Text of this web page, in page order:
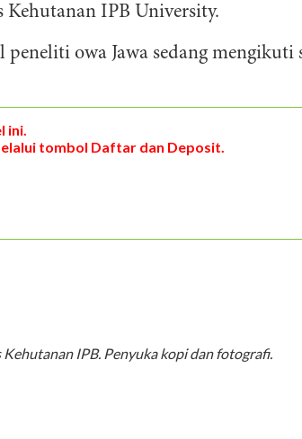
IPB University.
owa Jawa sedang mengikuti
ini.
tombol Daftar dan Deposit.
IPB. Penyuka kopi dan fotografi.